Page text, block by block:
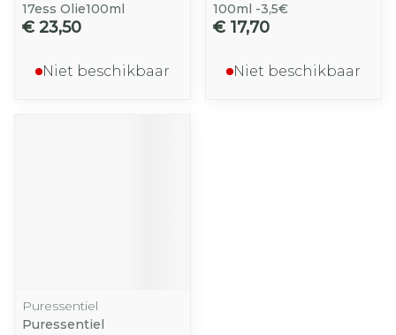
17ess Olie100ml
€ 23,50
Niet beschikbaar
100ml -3,5€
€ 17,70
Niet beschikbaar
Puressentiel
Puressentiel